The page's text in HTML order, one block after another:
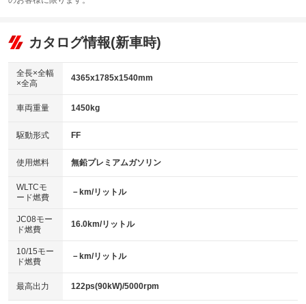
リフトアップ
：装備なし
：装備なし
パワーウィンドウ
アイドリングストップ
：装備あり
USB入力端子
：装備あり
100V電源
：装備なし
センターデフロック
：装備なし
電動格納ミラー
：装備あり
ビジュアル：-／DVD再生
：装備あり
アルミホイール：17インチ
：装備あり
HID(キセノンライト)
バックカメラ
エアロ
：装備なし
ローダウン
：装備なし
ベンチシート
：装備なし
チップアップシート
：装備なし
カタログ情報(新車時)
全長×全幅
×全高
4365x1785x1540mm
車両重量 1450kg
駆動形式 FF
使用燃料 無鉛プレミアムガソリン
WLTCモ
ード燃費
－km/リットル
JC08モー
ド燃費
16.0km/リットル
10/15モー
ド燃費
－km/リットル
最高出力 122ps(90kW)/5000rpm